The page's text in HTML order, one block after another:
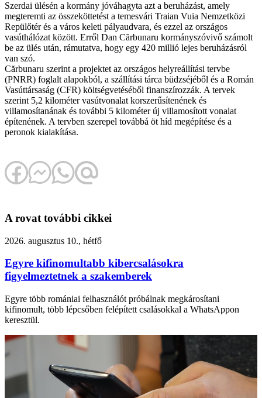
Szerdai ülésén a kormány jóváhagyta azt a beruházást, amely
megteremti az összeköttetést a temesvári Traian Vuia Nemzetközi
Repülőtér és a város keleti pályaudvara, és ezzel az országos
vasúthálózat között. Erről Dan Cărbunaru kormányszóvivő számolt
be az ülés után, rámutatva, hogy egy 420 millió lejes beruházásról
van szó.
Cărbunaru szerint a projektet az országos helyreállítási tervbe
(PNRR) foglalt alapokból, a szállítási tárca büdzséjéből és a Román
Vasúttársaság (CFR) költségvetéséből finanszírozzák. A tervek
szerint 5,2 kilométer vasútvonalat korszerűsítenének és
villamosítanának és további 5 kilométer új villamosított vonalat
építenének. A tervben szerepel továbbá öt híd megépítése és a
peronok kialakítása.
A rovat további cikkei
2026. augusztus 10., hétfő
Egyre kifinomultabb kibercsalásokra
figyelmeztetnek a szakemberek
Egyre több romániai felhasználót próbálnak megkárosítani
kifinomult, több lépcsőben felépített csalásokkal a WhatsAppon
keresztül.